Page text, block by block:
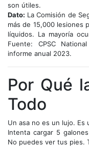
son útiles.
Dato: La Comisión de
más de 15,000 lesiones
líquidos. La mayoría
Fuente: CPSC
informe anual 2023.
Por Qué
Todo
Un asa no es un lujo. Es
Intenta cargar 5
No puedes ver tus pies.